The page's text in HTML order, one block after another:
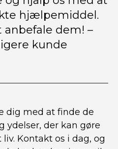
hjælpemiddel.
anbefale dem! –
kunde
dig med at finde de
der kan gøre
Kontakt os i dag, og